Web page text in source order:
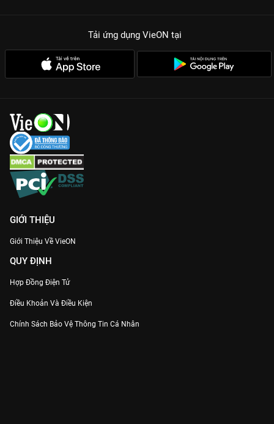
Tải ứng dụng VieON tại
GIỚI THIỆU
Giới Thiệu Về VieON
QUY ĐỊNH
Hợp Đồng Điện Tử
Điều Khoản Và Điều Kiện
Chính Sách Bảo Vệ Thông Tin Cá Nhân